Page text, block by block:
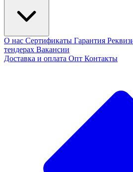
О нас Сертификаты Гарантия
тендерах Вакансии
Доставка и оплата Опт Контакты